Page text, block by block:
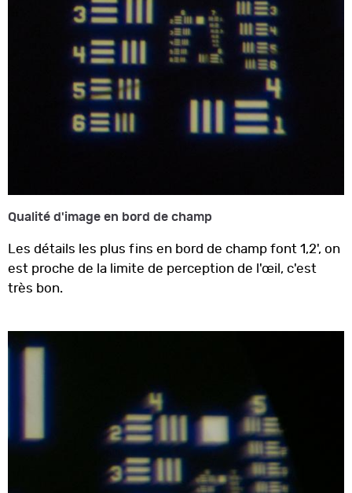
Qualité d'image en bord de champ
Les détails les plus fins en bord de champ font 1,2', on
est proche de la limite de perception de l'œil, c'est
très bon.